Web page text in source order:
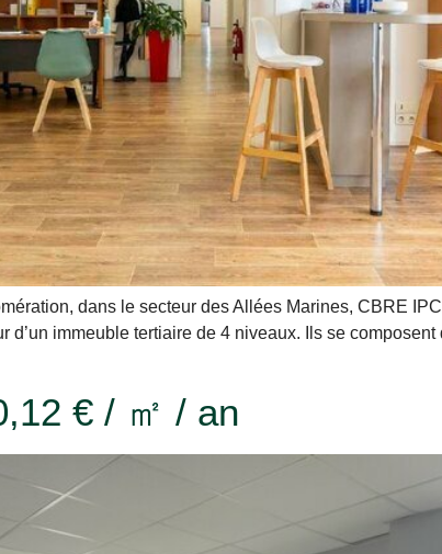
dans le secteur des Allées Marines, CBRE
d’un immeuble tertiaire de 4 niveaux. Ils se
€ / ㎡ / an